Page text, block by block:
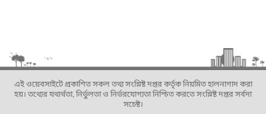
এই ওয়েবসাইটে প্রকাশিত সকল তথ্য সংশ্লিষ্ট দপ্তর কর্তৃক নিয়মিত হালনাগাদ করা
হয়। তথ্যের যথার্থতা, নির্ভুলতা ও নির্ভরযোগ্যতা নিশ্চিত করতে সংশ্লিষ্ট দপ্তর সর্বদা
সচেষ্ট।